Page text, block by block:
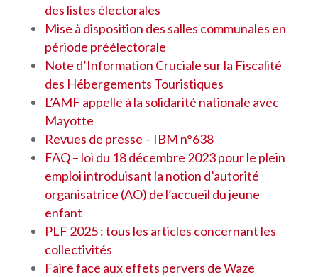
des listes électorales
Mise à disposition des salles communales en
période préélectorale
Note d’Information Cruciale sur la Fiscalité
des Hébergements Touristiques
L’AMF appelle à la solidarité nationale avec
Mayotte
Revues de presse – IBM n°638
FAQ – loi du 18 décembre 2023 pour le plein
emploi introduisant la notion d’autorité
organisatrice (AO) de l’accueil du jeune
enfant
PLF 2025 : tous les articles concernant les
collectivités
Faire face aux effets pervers de Waze